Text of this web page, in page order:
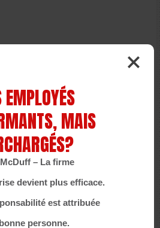
EMPLOYÉS
MAIS
– La firme
devient plus efficace.
est attribuée
personne.